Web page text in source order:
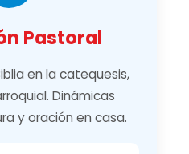
Pastoral
en la catequesis,
Dinámicas
y oración en casa.